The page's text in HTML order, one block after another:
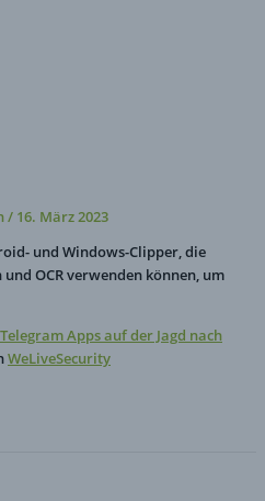
/ 16. März 2023
und Windows-Clipper, die
OCR verwenden können, um
Apps auf der Jagd nach
WeLiveSecurity